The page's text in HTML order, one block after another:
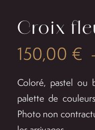
Croix
150,00 €
Coloré, pastel ou
palette de
Photo non